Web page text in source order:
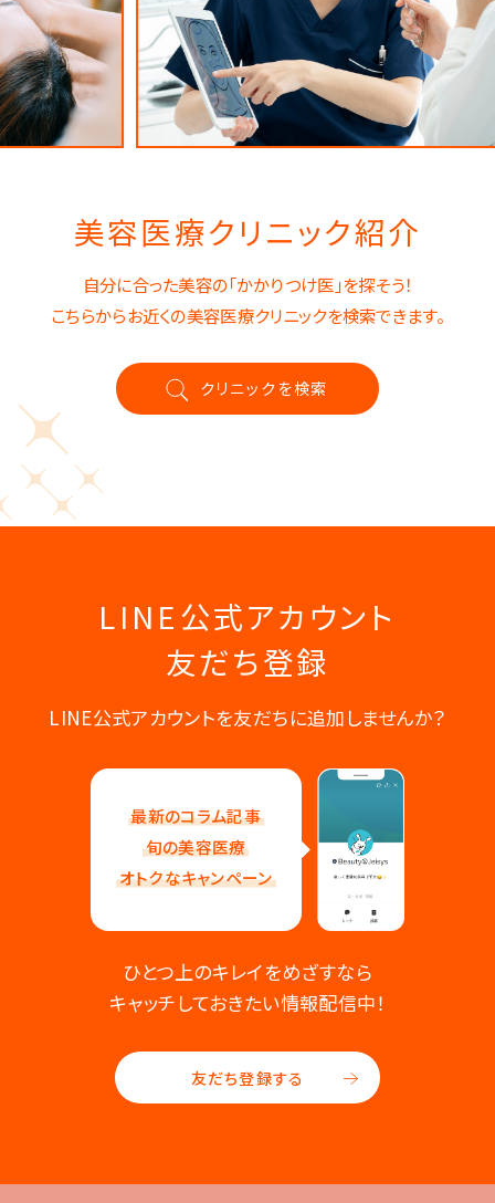
美容医療クリニック紹介
自分に合った美容の「かかりつけ医」を探そう！
こちらからお近くの美容医療クリニックを検索できます。
クリニックを検索
LINE公式アカウント
友だち登録
LINE公式アカウントを友だちに追加しませんか？
最新のコラム記事
旬の美容医療
オトクなキャンペーン
ひとつ上のキレイをめざすなら
キャッチしておきたい情報配信中！
友だち登録する